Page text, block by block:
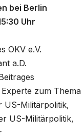
bei Berlin
Uhr
OKV e.V.
a.D.
zum Thema
US-Militärpolitik,
US-Militärpolitik,